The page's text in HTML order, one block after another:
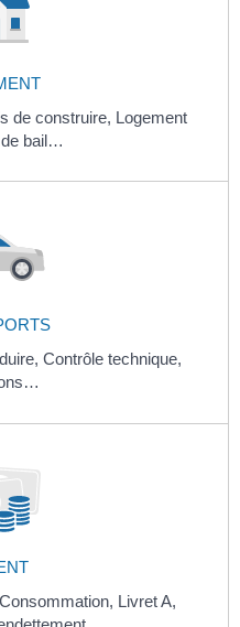
de construire, Logement
de bail…
Contrôle technique,
Consommation, Livret A,